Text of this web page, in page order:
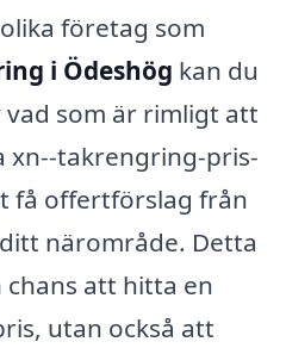
företag som
i Ödeshög kan du
som är rimligt att
xn--takrengring-pris-
få offertförslag från
närområde. Detta
att hitta en
utan också att